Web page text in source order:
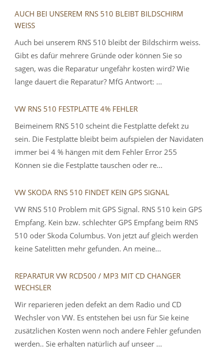
AUCH BEI UNSEREM RNS 510 BLEIBT BILDSCHIRM
WEISS
Auch bei unserem RNS 510 bleibt der Bildschirm weiss.
Gibt es dafür mehrere Gründe oder können Sie so
sagen, was die Reparatur ungefähr kosten wird? Wie
lange dauert die Reparatur? MfG Antwort: ...
VW RNS 510 FESTPLATTE 4% FEHLER
Beimeinem RNS 510 scheint die Festplatte defekt zu
sein. Die Festplatte bleibt beim aufspielen der Navidaten
immer bei 4 % hängen mit dem Fehler Error 255
Können sie die Festplatte tauschen oder re...
VW SKODA RNS 510 FINDET KEIN GPS SIGNAL
VW RNS 510 Problem mit GPS Signal. RNS 510 kein GPS
Empfang. Kein bzw. schlechter GPS Empfang beim RNS
510 oder Skoda Columbus. Von jetzt auf gleich werden
keine Satelitten mehr gefunden. An meine...
REPARATUR VW RCD500 / MP3 MIT CD CHANGER
WECHSLER
Wir reparieren jeden defekt an dem Radio und CD
Wechsler von VW. Es entstehen bei usn für Sie keine
zusätzlichen Kosten wenn noch andere Fehler gefunden
werden.. Sie erhalten natürlich auf unseer ...